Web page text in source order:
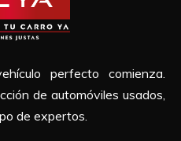
perfecto comienza.
de automóviles usados,
de expertos.